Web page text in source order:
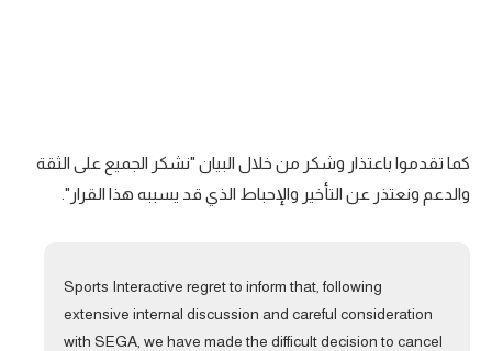
تحليل في الجول
حكايات في الجول
فيديو في الجول
كما تقدموا باعتذار وشكر من خلال البيان "نشكر الجميع على الثقة
والدعم ونعتذر عن التأخير والإحباط الذي قد يسببه هذا القرار".
Sports Interactive regret to inform that, following
extensive internal discussion and careful consideration
with SEGA, we have made the difficult decision to cancel